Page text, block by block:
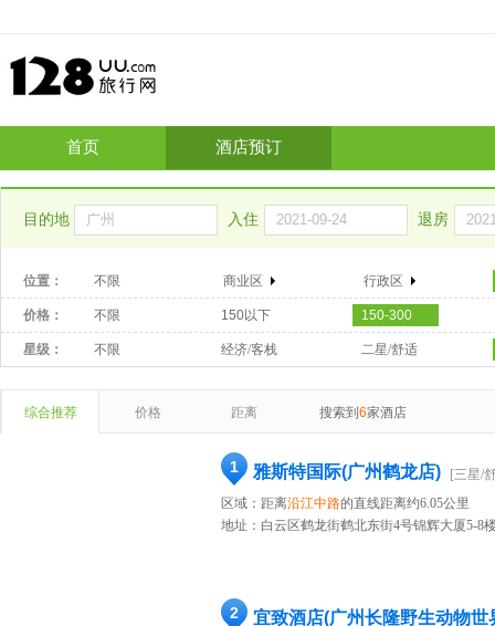
首页 酒店预订
目的地 入住 退房
位置： 不限 商业区 行政区
价格： 不限 150以下 150-300
星级： 不限 经济/客栈 二星/舒适
综合推荐 价格 距离 搜索到 6家酒店
1 雅斯特国际(广州鹤龙店)
[三星/
区域：距离沿江中路的直线距离约6.05公里
地址： 白云区鹤龙街鹤北东街4号锦辉大厦5-8
2 宜致酒店(广州长隆野生动物世